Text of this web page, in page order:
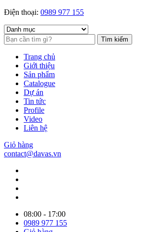
Điện thoại: 0989 977 155
Tìm kiếm
Trang chủ
Giới thiệu
Sản phẩm
Catalogue
Dự án
Tin tức
Profile
Video
Liên hệ
Giỏ hàng
contact@davas.vn
08:00 - 17:00
0989 977 155